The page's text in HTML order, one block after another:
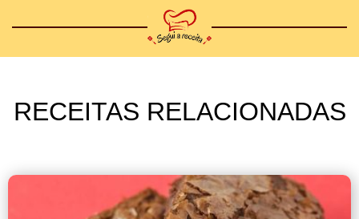
RECEITAS RELACIONADAS